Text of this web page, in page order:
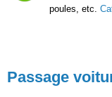
poules, etc.
Passage